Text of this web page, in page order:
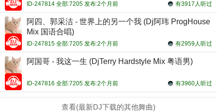
有3917人听过
ID-247814 全部:7205 发布:2个月前
阿四、郭采洁 - 世界上的另一个我 (Dj阿玮 ProgHouse
Mix 国语合唱)
有2959人听过
ID-247815 全部:7205 发布:2个月前
阿国哥 - 我这一生 (DjTerry Hardstyle Mix 粤语男)
有3960人听过
ID-247816 全部:7205 发布:2个月前
查看(最新DJ下载的其他舞曲)